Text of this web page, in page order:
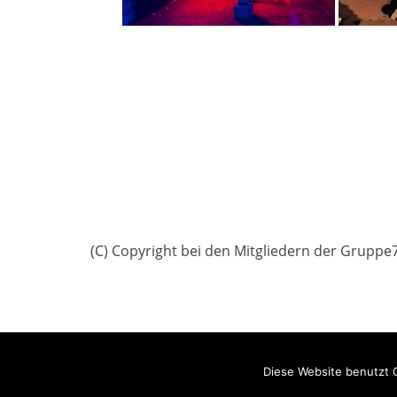
(C) Copyright bei den Mitgliedern der
All Rights Reserved.
Diese Website benutzt